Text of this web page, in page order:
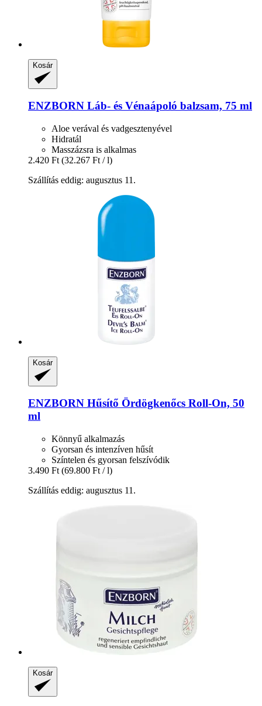
Kosár
ENZBORN Láb-​ és Vénaápoló balzsam, 75 ml
Aloe verával és vadgesztenyével
Hidratál
Masszázsra is alkalmas
2.420 Ft (32.267 Ft / l)
Szállítás eddig: augusztus 11.
Kosár
ENZBORN Hűsítő Ördögkenőcs Roll-​On, 50
ml
Könnyű alkalmazás
Gyorsan és intenzíven hűsít
Színtelen és gyorsan felszívódik
3.490 Ft (69.800 Ft / l)
Szállítás eddig: augusztus 11.
Kosár